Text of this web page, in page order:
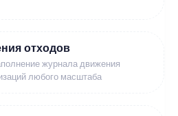
отходов
журнала движения
любого масштаба